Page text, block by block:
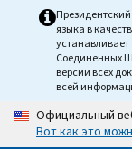
языка в
Соединенных
версии всех
всей
Официальный
Вот как это